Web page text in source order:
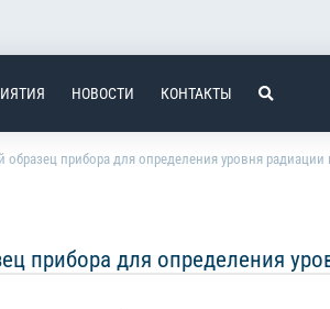
НОВОСТИ КОНТАКТЫ
прибора для определения уровня радиации
прибора для определения